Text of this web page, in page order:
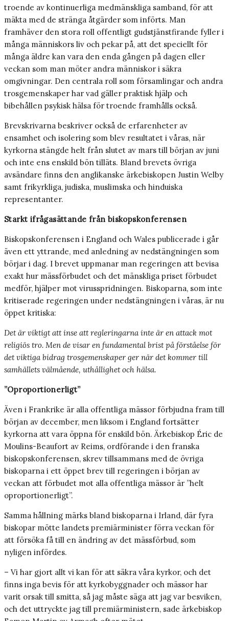
troende av kontinuerliga medmänskliga samband, för att
mäkta med de stränga åtgärder som införts. Man
framhäver den stora roll offentligt gudstjänstfirande fyller i
många människors liv och pekar på, att det speciellt för
många äldre kan vara den enda gången på dagen eller
veckan som man möter andra människor i säkra
omgivningar. Den centrala roll som församlingar och andra
trosgemenskaper har vad gäller praktisk hjälp och
bibehållen psykisk hälsa för troende framhålls också.
Brevskrivarna beskriver också de erfarenheter av
ensamhet och isolering som blev resultatet i våras, när
kyrkorna stängde helt från slutet av mars till början av juni
och inte ens enskild bön tilläts. Bland brevets övriga
avsändare finns den anglikanske ärkebiskopen Justin Welby
samt frikyrkliga, judiska, muslimska och hinduiska
representanter.
Starkt ifrågasättande från biskopskonferensen
Biskopskonferensen i England och Wales publicerade i går
även ett yttrande, med anledning av nedstängningen som
börjar i dag. I brevet uppmanar man regeringen att bevisa
exakt hur mässförbudet och det mänskliga priset förbudet
medför, hjälper mot virusspridningen. Biskoparna, som inte
kritiserade regeringen under nedstängningen i våras, är nu
öppet kritiska:
Det är viktigt att inse att regleringarna inte är en attack mot
religiös tro. Men de visar en fundamental brist på förståelse för
det viktiga bidrag trosgemenskaper ger när det kommer till
samhällets välmående, uthållighet och hälsa.
”Oproportionerligt”
Även i Frankrike är alla offentliga mässor förbjudna fram till
början av december, men liksom i England fortsätter
kyrkorna att vara öppna för enskild bön. Ärkebiskop Éric de
Moulins-Beaufort av Reims, ordförande i den franska
biskopskonferensen, skrev tillsammans med de övriga
biskoparna i ett öppet brev till regeringen i början av
veckan att förbudet mot alla offentliga mässor är ”helt
oproportionerligt”.
Samma hållning märks bland biskoparna i Irland, där fyra
biskopar mötte landets premiärminister förra veckan för
att försöka få till en ändring av det mässförbud, som
nyligen infördes.
– Vi har gjort allt vi kan för att säkra våra kyrkor, och det
finns inga bevis för att kyrkobyggnader och mässor har
varit orsak till smitta, så jag måste säga att jag var besviken,
och det uttryckte jag till premiärministern, sade ärkebiskop